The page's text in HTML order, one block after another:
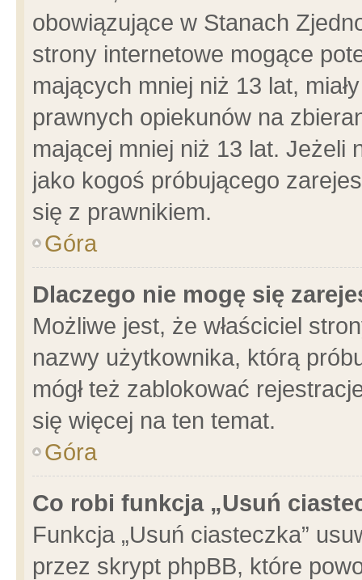
obowiązujące w Stanach
strony internetowe mogące
mających mniej niż 13 lat,
prawnych opiekunów na
mającej mniej niż 13 lat. Jeżeli
jako kogoś próbującego
się z prawnikiem.
Góra
Dlaczego nie mogę się
Możliwe jest, że właściciel
nazwy użytkownika, którą
mógł też zablokować
się więcej na ten temat.
Góra
Co robi funkcja „Usuń
Funkcja „Usuń ciasteczka”
przez skrypt phpBB, które